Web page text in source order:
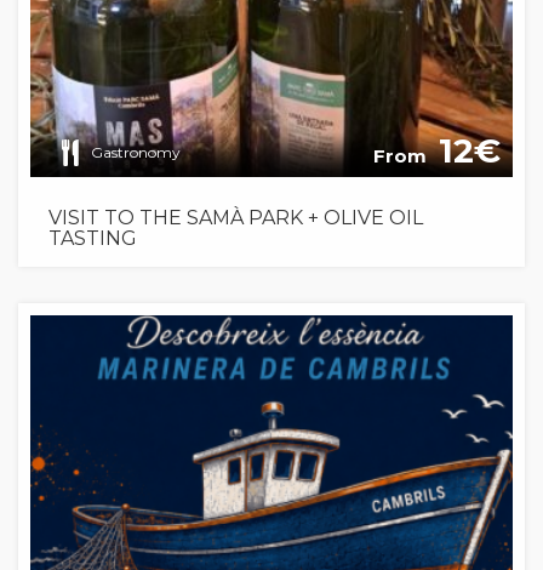
Gastronomy From 12
VISIT TO THE SAMÀ PARK + OLIVE OIL
TASTING